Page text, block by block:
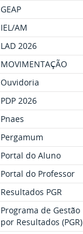
GEAP
IEL/AM
LAD 2026
MOVIMENTAÇÃO
Ouvidoria
PDP 2026
Pnaes
Pergamum
Portal do Aluno
Portal do Professor
Resultados PGR
Programa de Gestão
por Resultados (PGR)